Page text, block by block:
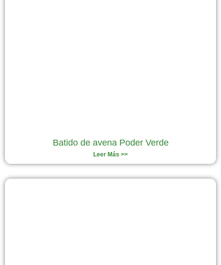
Batido de avena Poder Verde
Leer Más >>